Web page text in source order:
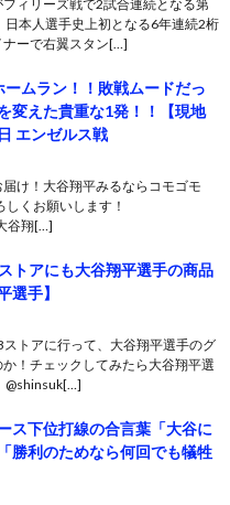
フィリーズ戦で2試合連続となる第
日本人選手史上初となる6年連続2桁
ーで右翼スタン[…]
ムラン！！敗戦ムードだっ
変えた貴重な1発！！【現地
エンゼルス戦
け！大谷翔平みるならコモゴモ
くお願いします！
谷翔[…]
トアにも大谷翔平選手の商品
選手】
トアに行って、大谷翔平選手のグ
！チェックしてみたら大谷翔平選
@shinsuk[…]
ス下位打線の合言葉「大谷に
勝利のためなら何回でも犠牲